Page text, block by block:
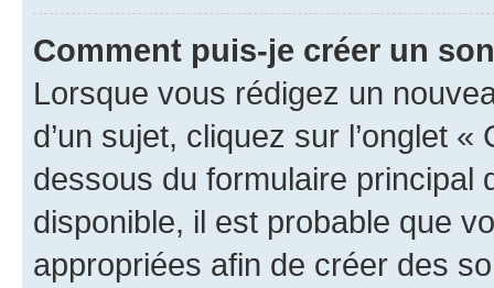
Comment puis-je créer un
Lorsque vous rédigez un
d’un sujet, cliquez sur l’onglet
dessous du formulaire principal
disponible, il est probable que
appropriées afin de créer des